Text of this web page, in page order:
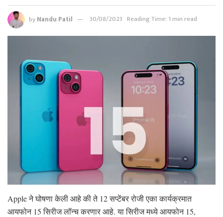
byNandu Patil 30/08/2023 Reading Time: 1 min read
Apple ने घोषणा केली आहे की ते 12 सप्टेंबर रोजी एका कार्यक्रमात
आयफोन 15 सिरीज लॉन्च करणार आहे. या सिरीज मध्ये आयफोन 15,